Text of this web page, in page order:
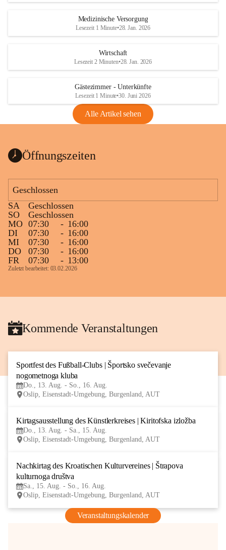
Medizinische Versorgung
Lesezeit 1 Minute•28. Jan. 2026
Wirtschaft
Lesezeit 2 Minuten•28. Jan. 2026
Gästezimmer - Unterkünfte
Lesezeit 1 Minute•30. Juni 2026
Alle Artikel sehen
Öffnungszeiten
Geschlossen
SA
Geschlossen
SO
Geschlossen
MO 07:30 - 16:00
DI
07:30 - 16:00
MI
07:30 - 16:00
DO
07:30 - 16:00
FR
07:30 - 13:00
Zuletzt bearbeitet: 03.02.2026
Kommende Veranstaltungen
Sportfest des Fußball-Clubs | Športsko svečevanje
nogometnoga kluba
Do., 13. Aug. - So., 16. Aug.
Oslip, Eisenstadt-Umgebung, Burgenland, AUT
Kirtagsausstellung des Künstlerkreises | Kiritofska izložba
Do., 13. Aug. - Sa., 15. Aug.
Oslip, Eisenstadt-Umgebung, Burgenland, AUT
Nachkirtag des Kroatischen Kulturvereines | Štrapova
kulturnoga društva
Sa., 15. Aug. - So., 16. Aug.
Oslip, Eisenstadt-Umgebung, Burgenland, AUT
Veranstaltungskalender